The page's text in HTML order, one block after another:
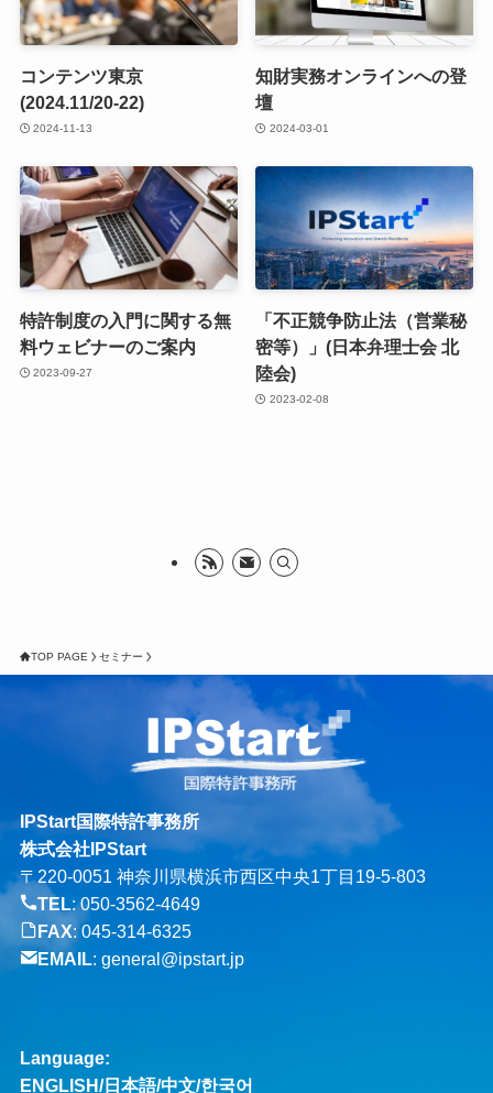
コンテンツ東京
(2024.11/20-22)
2024-11-13
知財実務オンラインへの登
壇
2024-03-01
特許制度の入門に関する無
料ウェビナーのご案内
2023-09-27
「不正競争防止法（営業秘
密等）」(日本弁理士会 北
陸会)
2023-02-08
TOP PAGE セミナー
IPStart国際特許事務所
株式会社IPStart
〒220-0051 神奈川県横浜市西区中央1丁目19-5-803
TEL:050-3562-4649
FAX: 045-314-6325
EMAIL: general@ipstart.jp
Language:
ENGLISH/日本語/中文/한국어